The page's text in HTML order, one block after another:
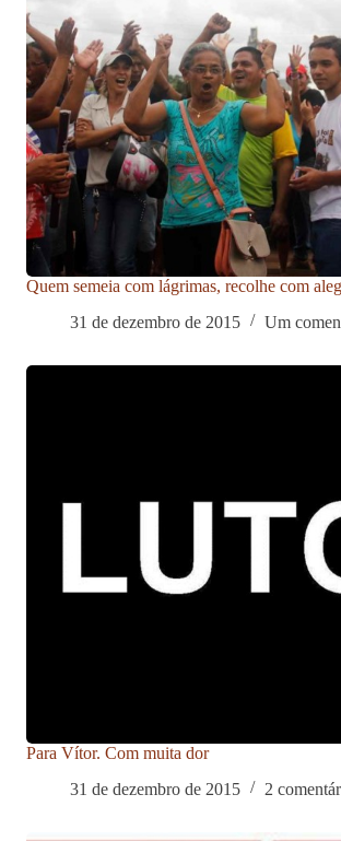
Quem semeia com lágrimas, recolhe com
31 de dezembro de 2015
Um
Para Vítor. Com muita dor
31 de dezembro de 2015
2